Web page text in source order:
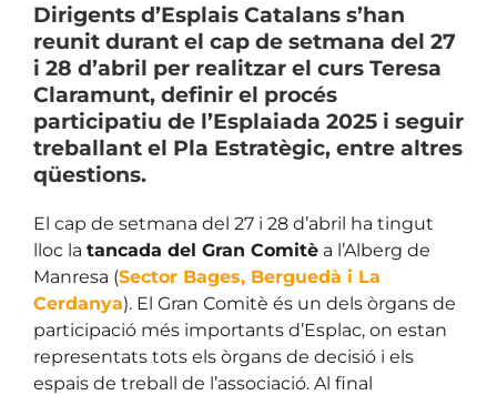
Dirigents d’Esplais Catalans s’han
reunit durant el cap de setmana del 27
i 28 d’abril per realitzar el curs Teresa
Claramunt, definir el procés
participatiu de l’Esplaiada 2025 i seguir
treballant el Pla Estratègic, entre altres
qüestions.
El cap de setmana del 27 i 28 d’abril ha tingut
lloc la tancada del Gran Comitèa l’Alberg de
Manresa (Sector Bages, Berguedà i La
Cerdanya). El Gran Comitè és un dels òrgans de
participació més importants d’Esplac, on estan
representats tots els òrgans de decisió i els
espais de treball de l’associació. Al final